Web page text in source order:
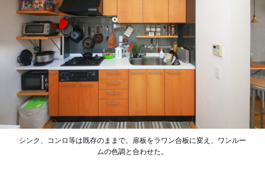
シンク、コンロ等は既存のままで、扉板をラワン合板に変え、ワンルー
ムの色調と合わせた。